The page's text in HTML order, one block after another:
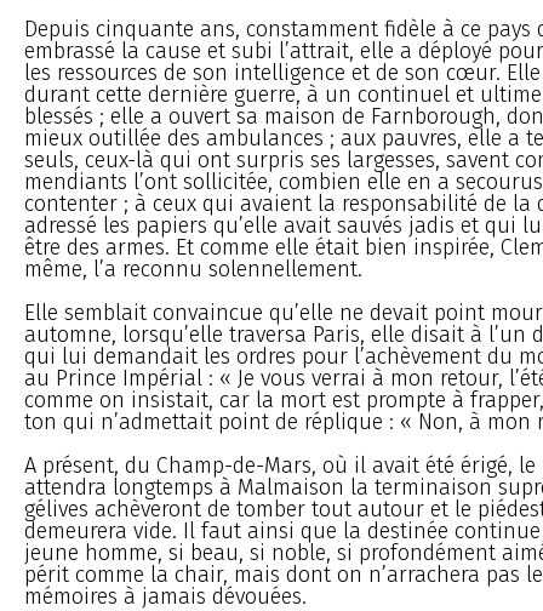
Depuis cinquante ans, constamment fidèle à ce pays
embrassé la cause et subi l’attrait, elle a déployé
les ressources de son intelligence et de son cœur.
durant cette dernière guerre, à un continuel et
blessés ; elle a ouvert sa maison de Farnborough,
mieux outillée des ambulances ; aux pauvres, elle a
seuls, ceux-là qui ont surpris ses largesses, savent
mendiants l’ont sollicitée, combien elle en a
contenter ; à ceux qui avaient la responsabilité de la
adressé les papiers qu’elle avait sauvés jadis et qui
être des armes. Et comme elle était bien inspirée,
même, l’a reconnu solennellement.
Elle semblait convaincue qu’elle ne devait point
automne, lorsqu’elle traversa Paris, elle disait à l’un
qui lui demandait les ordres pour l’achèvement du
au Prince Impérial : « Je vous verrai à mon retour,
comme on insistait, car la mort est prompte à
ton qui n’admettait point de réplique : « Non, à mon
A présent, du Champ-de-Mars, où il avait été érigé,
attendra longtemps à Malmaison la terminaison
gélives achèveront de tomber tout autour et le
demeurera vide. Il faut ainsi que la destinée
jeune homme, si beau, si noble, si profondément
périt comme la chair, mais dont on n’arrachera pas
mémoires à jamais dévouées.